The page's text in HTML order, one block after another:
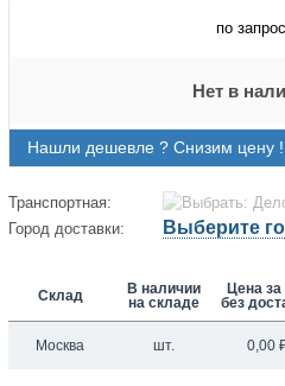
по
Нет в
Нашли дешевле ? Снизим цену !
Транспортная:
Город доставки:
Выберите
Склад
В наличии
на складе
Цена за
без
Москва шт. 0,00